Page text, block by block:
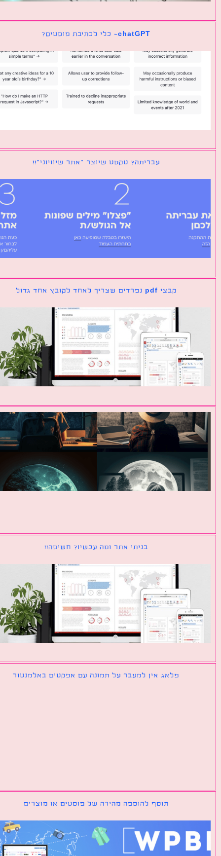
chatGPT- כלי לכתיבת פוסטים?
עבריתה? טקסט שיוצר ״אתר שיוויוני״!!
בניתי אתר ומה עכשיו? חשיפה!!
פלאג אין למעבר על תמונה עם אפקטים באלמנטור
תוסף להוספה מהירה של פוסטים או מוצרים